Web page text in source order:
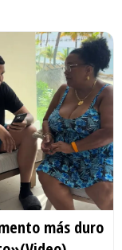
más duro